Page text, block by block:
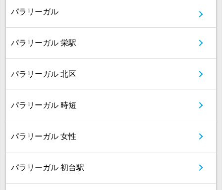
パラリーガル
パラリーガル 栄駅
パラリーガル 北区
パラリーガル 時短
パラリーガル 女性
パラリーガル 初台駅